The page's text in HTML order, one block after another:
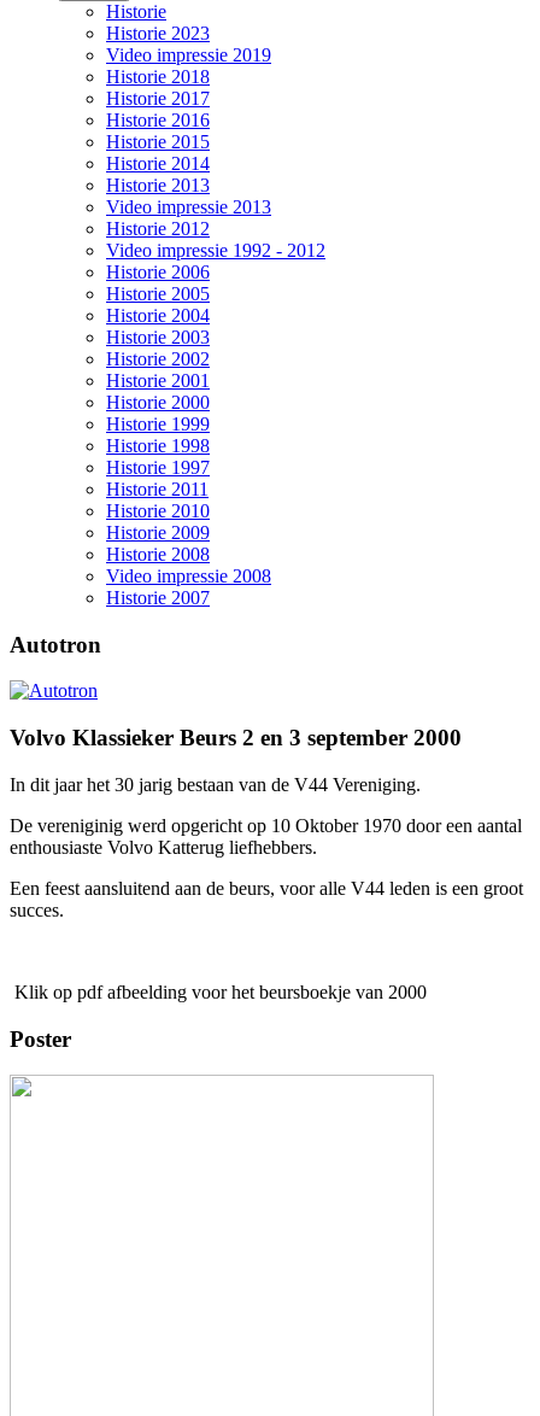
Historie
Historie 2023
Video impressie 2019
Historie 2018
Historie 2017
Historie 2016
Historie 2015
Historie 2014
Historie 2013
Video impressie 2013
Historie 2012
Video impressie 1992 - 2012
Historie 2006
Historie 2005
Historie 2004
Historie 2003
Historie 2002
Historie 2001
Historie 2000
Historie 1999
Historie 1998
Historie 1997
Historie 2011
Historie 2010
Historie 2009
Historie 2008
Video impressie 2008
Historie 2007
Autotron
Volvo Klassieker Beurs 2 en 3 september 2000
In dit jaar het 30 jarig bestaan van de V44 Vereniging.
De vereniginig werd opgericht op 10 Oktober 1970 door een aantal
enthousiaste Volvo Katterug liefhebbers.
Een feest aansluitend aan de beurs, voor alle V44 leden is een groot
succes.
Klik op pdf afbeelding voor het beursboekje van 2000
Poster